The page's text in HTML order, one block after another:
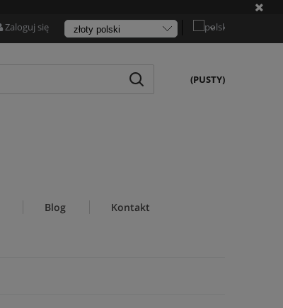
Zaloguj się
(PUSTY)
Blog Kontakt